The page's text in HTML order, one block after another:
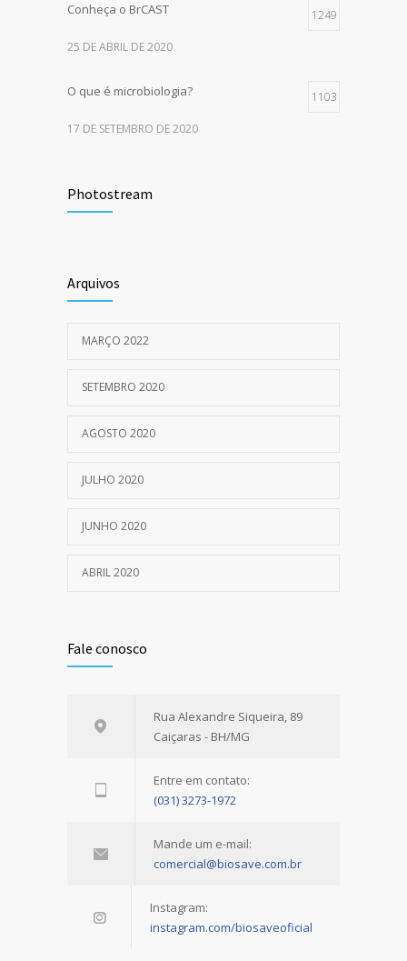
Conheça o BrCAST 1249
25 DE ABRIL DE 2020
O que é microbiologia? 1103
17 DE SETEMBRO DE 2020
10 DE JULHO DE 2020
detecção do COVID-19?
14 DE AGOSTO DE 2020
Photostream
Arquivos
MARÇO 2022
SETEMBRO 2020
AGOSTO 2020
JULHO 2020
JUNHO 2020
ABRIL 2020
Fale conosco
Rua Alexandre Siqueira, 89
Caiçaras - BH/MG
Entre em contato:
(031) 3273-1972
Mande um e-mail:
comercial@biosave.com.br
Instagram:
instagram.com/biosaveoficial